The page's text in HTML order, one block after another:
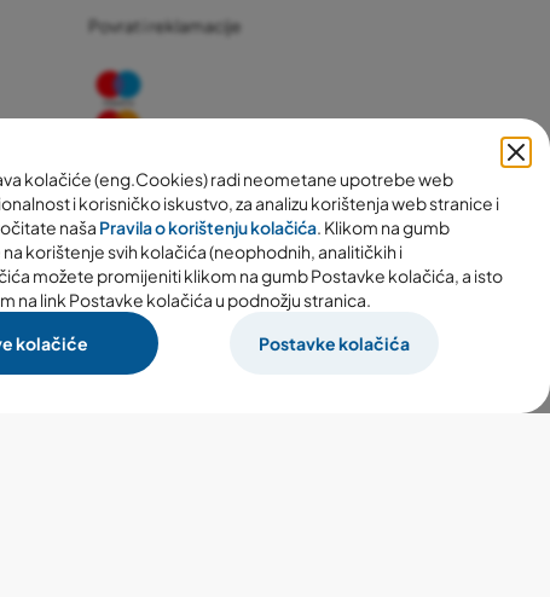
kolačiće (eng.Cookies) radi neometane upotrebe web
i korisničko iskustvo, za analizu korištenja web stranice i
naša Pravila o korištenju kolačića. Klikom na gumb
korištenje svih kolačića (neophodnih, analitičkih i
možete promijeniti klikom na gumb Postavke kolačića, a isto
na link Postavke kolačića u podnožju stranica.
kolačiće
Postavke kolačića
Povrat i reklamacije